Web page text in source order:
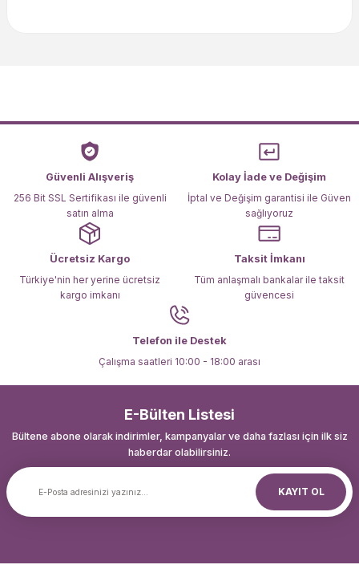
Ürün açıklamasında eksik bilgiler bulunuyor.
Ürün bilgilerinde hatalar bulunuyor.
Bu ürüne benzer farklı alternatifler olmalı.
Güvenli Alışveriş
256 Bit SSL Sertifikası ile güvenli
satın alma
Kolay İade ve Değişim
İptal ve Değişim garantisi ile Güven
sağlıyoruz
Ücretsiz Kargo
Türkiye'nin her yerine ücretsiz
kargo imkanı
Taksit İmkanı
Tüm anlaşmalı bankalar ile taksit
güvencesi
Telefon ile Destek
Çalışma saatleri 10:00 - 18:00 arası
E-Bülten Listesi
Bültene abone olarak indirimler, kampanyalar ve daha fazlası için ilk siz
haberdar olabilirsiniz.
KAYIT OL